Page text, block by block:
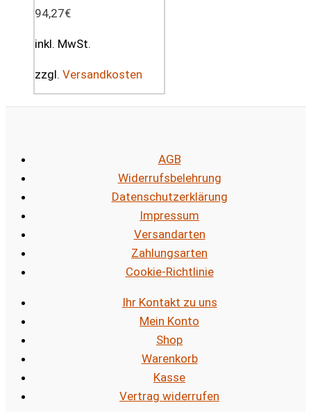
94,27€
inkl. MwSt.
zzgl. Versandkosten
AGB
Widerrufsbelehrung
Datenschutzerklärung
Impressum
Versandarten
Zahlungsarten
Cookie-Richtlinie
Ihr Kontakt zu uns
Mein Konto
Shop
Warenkorb
Kasse
Vertrag widerrufen